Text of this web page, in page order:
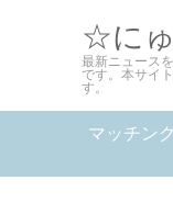
☆に
最新ニュース
です。本サイ
す。
マッチン